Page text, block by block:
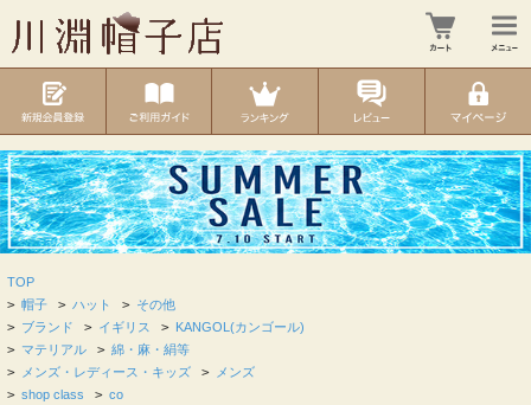
TOP
> 帽子 > ハット > その他
> ブランド > イギリス > KANGOL(カンゴール)
> マテリアル > 綿・麻・絹等
> メンズ・レディース・キッズ > メンズ
> shop class > co